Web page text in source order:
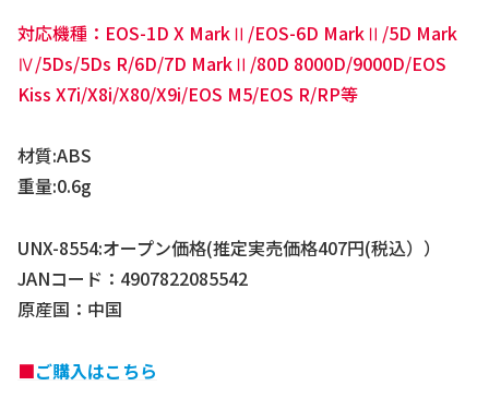
対応機種：EOS-1D X MarkⅡ/EOS-6D MarkⅡ/5D Mark
Ⅳ/5Ds/5Ds R/6D/7D MarkⅡ/80D 8000D/9000D/EOS
Kiss X7i/X8i/X80/X9i/EOS M5/EOS R/RP等
材質:ABS
重量:0.6g
UNX-8554:オープン価格(推定実売価格407円(税込））
JANコード：4907822085542
原産国：中国
■ご購入はこちら